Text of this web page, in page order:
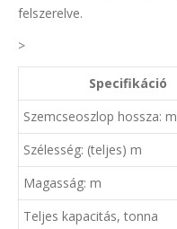
felszerelve.
>
Specifikáció
Szemcseoszlop hossza: m
Szélesség: (teljes) m
Magasság: m
Teljes kapacitás, tonna